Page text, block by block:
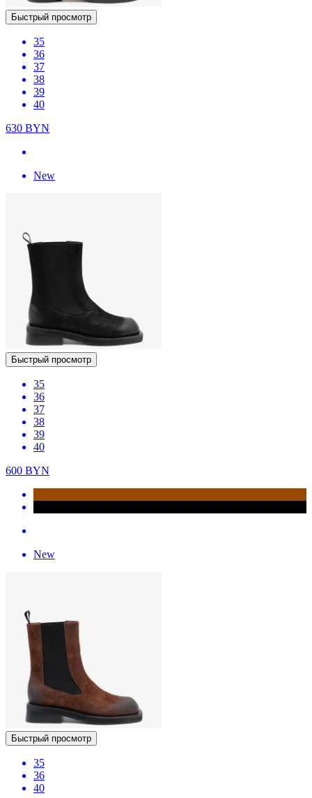
Быстрый просмотр
35
36
37
38
39
40
630 BYN
New
Быстрый просмотр
35
36
37
38
39
40
600 BYN
New
Быстрый просмотр
35
36
40